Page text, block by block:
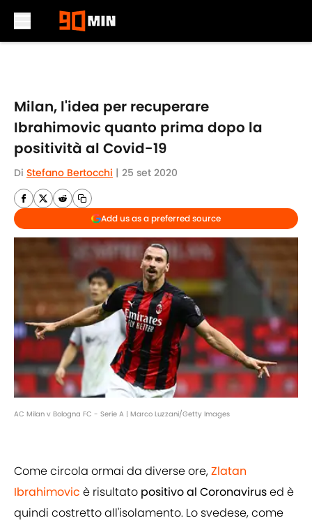
Milan, l'idea per recuperare
Ibrahimovic quanto prima dopo la
positività al Covid-19
Di Stefano Bertocchi | 25 set 2020
Add us as a preferred source
AC Milan v Bologna FC - Serie A | Marco Luzzani/Getty Images
Come circola ormai da diverse ore,Zlatan
Ibrahimovic è risultato positivo al Coronavirused è
quindi costretto all'isolamento. Lo svedese, come